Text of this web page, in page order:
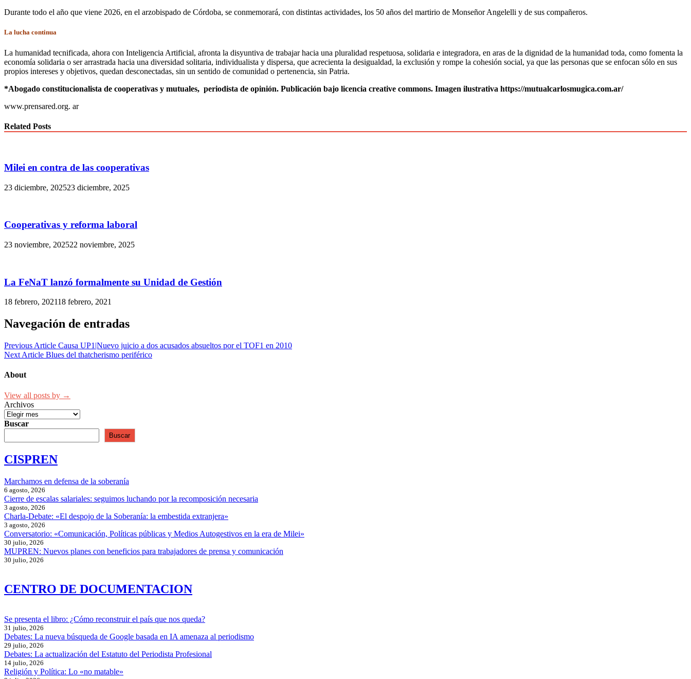
Durante todo el año que viene 2026, en el arzobispado de Córdoba, se conmemorará, con distintas actividades, los 50 años del martirio de Monseñor Angelelli y de sus compañeros.
La lucha continua
La humanidad tecnificada, ahora con Inteligencia Artificial, afronta la disyuntiva de trabajar hacia una pluralidad respetuosa, solidaria e integradora, en aras de la dignidad de la humanidad toda, como fomenta la
economía solidaria o ser arrastrada hacia una diversidad solitaria, individualista y dispersa, que acrecienta la desigualdad, la exclusión y rompe la cohesión social, ya que las personas que se enfocan sólo en sus
propios intereses y objetivos, quedan desconectadas, sin un sentido de comunidad o pertenencia, sin Patria.
*Abogado constitucionalista de cooperativas y mutuales, periodista de opinión. Publicación bajo licencia creative commons. Imagen ilustrativa https://mutualcarlosmugica.com.ar/
www.prensared.org. ar
Related Posts
Milei en contra de las cooperativas
23 diciembre, 202523 diciembre, 2025
Cooperativas y reforma laboral
23 noviembre, 202522 noviembre, 2025
La FeNaT lanzó formalmente su Unidad de Gestión
18 febrero, 202118 febrero, 2021
Navegación de entradas
Previous Article Causa UP1|Nuevo juicio a dos acusados absueltos por el TOF1 en 2010
Next Article Blues del thatcherismo periférico
About
View all posts by →
Archivos
Buscar
Buscar
CISPREN
Marchamos en defensa de la soberanía
6 agosto, 2026
Cierre de escalas salariales: seguimos luchando por la recomposición necesaria
3 agosto, 2026
Charla-Debate: «El despojo de la Soberanía: la embestida extranjera»
3 agosto, 2026
Conversatorio: «Comunicación, Políticas públicas y Medios Autogestivos en la era de Milei»
30 julio, 2026
MUPREN: Nuevos planes con beneficios para trabajadores de prensa y comunicación
30 julio, 2026
CENTRO DE DOCUMENTACION
Se presenta el libro: ¿Cómo reconstruir el país que nos queda?
31 julio, 2026
Debates: La nueva búsqueda de Google basada en IA amenaza al periodismo
29 julio, 2026
Debates: La actualización del Estatuto del Periodista Profesional
14 julio, 2026
Religión y Política: Lo «no matable»